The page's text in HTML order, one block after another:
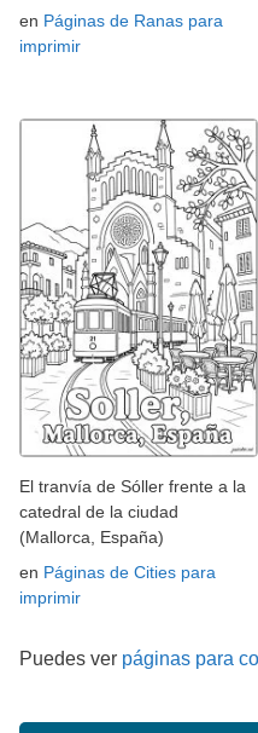
en Páginas de Ranas para
imprimir
El tranvía de Sóller frente a la
catedral de la ciudad
(Mallorca, España)
en Páginas de Cities para
imprimir
Puedes ver páginas para